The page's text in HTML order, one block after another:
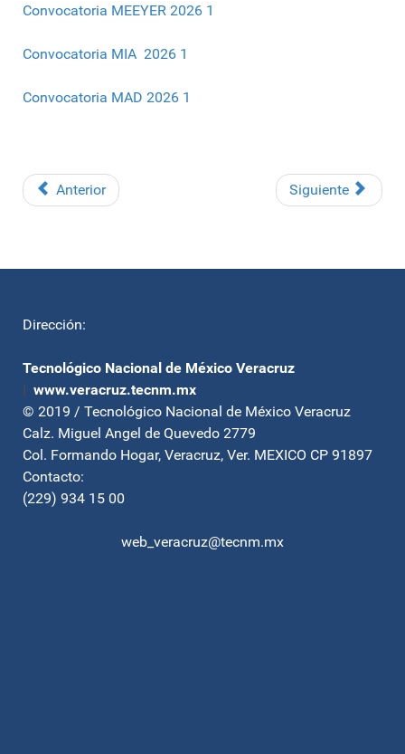
Convocatoria MEEYER 2026 1
Convocatoria MIA 2026 1
Convocatoria MAD 2026 1
Anterior Siguiente
Dirección:
Tecnológico Nacional de México Veracruz
| www.veracruz.tecnm.mx
© 2019 / Tecnológico Nacional de México Veracruz
Calz. Miguel Angel de Quevedo 2779
Col. Formando Hogar, Veracruz, Ver. MEXICO CP 91897
Contacto:
(229) 934 15 00
web_veracruz@tecnm.mx